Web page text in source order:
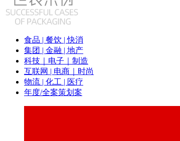
食品 | 餐饮 | 快消
集团 | 金融 | 地产
科技｜电子｜制造
互联网 | 电商｜时尚
物流 | 化工 | 医疗
年度/全案策划案